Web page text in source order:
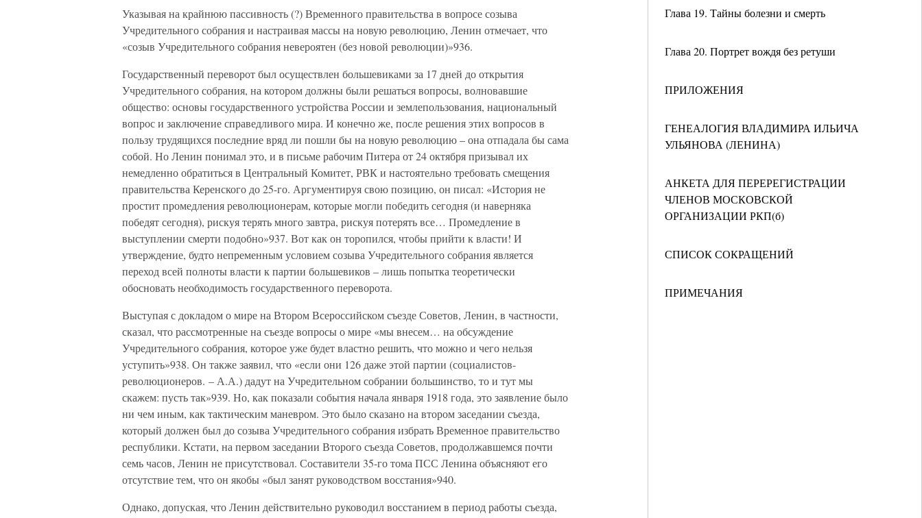
Глава 19. Тайны болезни и смерть
Глава 20. Портрет вождя без ретуши
ПРИЛОЖЕНИЯ
ГЕНЕАЛОГИЯ ВЛАДИМИРА ИЛЬИЧА
УЛЬЯНОВА (ЛЕНИНА)
АНКЕТА ДЛЯ ПЕРЕРЕГИСТРАЦИИ
ЧЛЕНОВ МОСКОВСКОЙ
ОРГАНИЗАЦИИ РКП(б)
СПИСОК СОКРАЩЕНИЙ
ПРИМЕЧАНИЯ
Указывая на крайнюю пассивность (?) Временного правительства в вопросе созыва
Учредительного собрания и настраивая массы на новую революцию, Ленин отмечает, что
«созыв Учредительного собрания невероятен (без новой революции)»936.
Государственный переворот был осуществлен большевиками за 17 дней до открытия
Учредительного собрания, на котором должны были решаться вопросы, волновавшие
общество: основы государственного устройства России и землепользования, национальный
вопрос и заключение справедливого мира. И конечно же, после решения этих вопросов в
пользу трудящихся последние вряд ли пошли бы на новую революцию – она отпадала бы сама
собой. Но Ленин понимал это, и в письме рабочим Питера от 24 октября призывал их
немедленно обратиться в Центральный Комитет, РВК и настоятельно требовать смещения
правительства Керенского до 25-го. Аргументируя свою позицию, он писал: «История не
простит промедления революционерам, которые могли победить сегодня (и наверняка
победят сегодня), рискуя терять много завтра, рискуя потерять все… Промедление в
выступлении смерти подобно»937. Вот как он торопился, чтобы прийти к власти! И
утверждение, будто непременным условием созыва Учредительного собрания является
переход всей полноты власти к партии большевиков – лишь попытка теоретически
обосновать необходимость государственного переворота.
Выступая с докладом о мире на Втором Всероссийском съезде Советов, Ленин, в частности,
сказал, что рассмотренные на съезде вопросы о мире «мы внесем… на обсуждение
Учредительного собрания, которое уже будет властно решить, что можно и чего нельзя
уступить»938. Он также заявил, что «если они 126 даже этой партии (социалистов-
революционеров. – А.А.) дадут на Учредительном собрании большинство, то и тут мы
скажем: пусть так»939. Но, как показали события начала января 1918 года, это заявление было
ни чем иным, как тактическим маневром. Это было сказано на втором заседании съезда,
который должен был до созыва Учредительного собрания избрать Временное правительство
республики. Кстати, на первом заседании Второго съезда Советов, продолжавшемся почти
семь часов, Ленин не присутствовал. Составители 35-го тома ПСС Ленина объясняют его
отсутствие тем, что он якобы «был занят руководством восстания»940.
Однако, допуская, что Ленин действительно руководил восстанием в период работы съезда,